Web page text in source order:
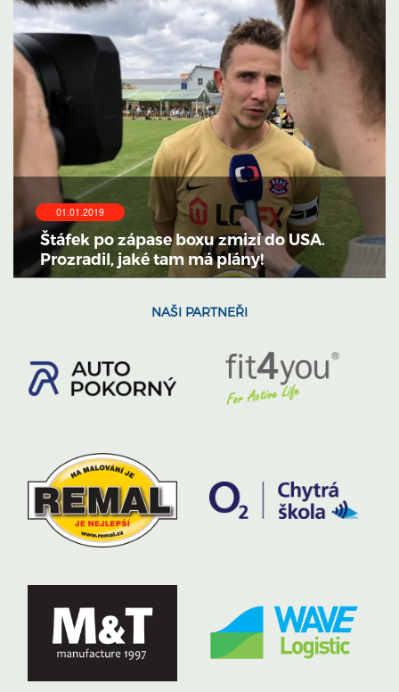
01.01.2019
Štáfek po zápase boxu zmizí do USA.
Prozradil, jaké tam má plány!
NAŠI PARTNEŘI